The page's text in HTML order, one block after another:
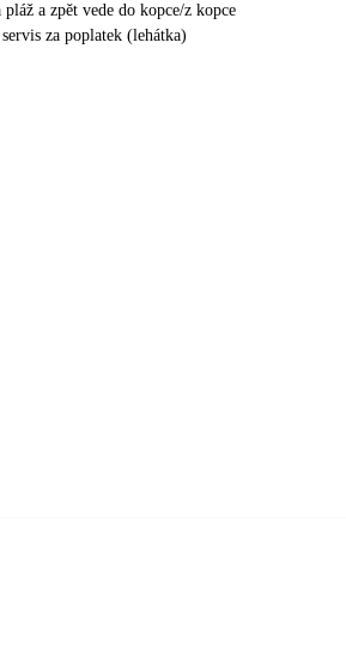
pláž a zpět vede do kopce/z kopce
za poplatek (lehátka)